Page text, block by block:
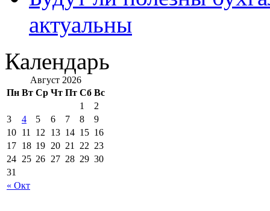
актуальны
Календарь
Август 2026
Пн Вт Ср Чт Пт Сб Вс
« Окт
1
2
3
4 5 6 7 8
9
10 11 12 13 14 15 16
17 18 19 20 21 22 23
24 25 26 27 28 29 30
31